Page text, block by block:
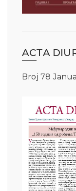
ACTA
Broj 78